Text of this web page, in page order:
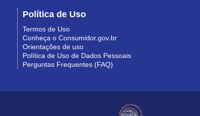
Política de Uso
Termos de Uso
Conheça o Consumidor.gov.br
Orientações de uso
Política de Uso de Dados Pessoais
Perguntas Frequentes (FAQ)